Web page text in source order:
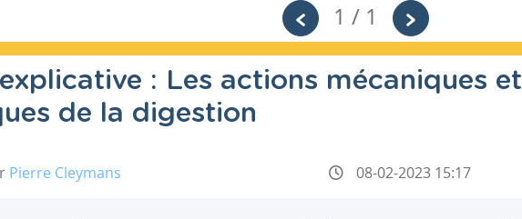
1 / 1
: Les actions mécaniques et
de la digestion
Pierre Cleymans 08-02-2023 15:17